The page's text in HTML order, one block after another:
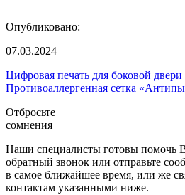
Опубликовано:
07.03.2024
Цифровая печать для боковой двери
Противоаллергенная сетка
Отбросьте
сомнения
Наши специалисты готовы помочь
обратный звонок или отправьте
в самое ближайшее время, или же
контактам указанными ниже.